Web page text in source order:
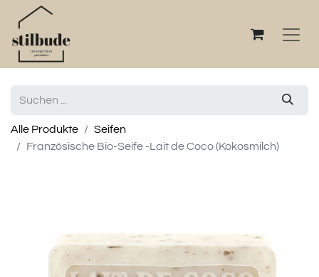
Alle Produkte
Seifen
Französische Bio-Seife -Lait de Coco (Kokosmilch)